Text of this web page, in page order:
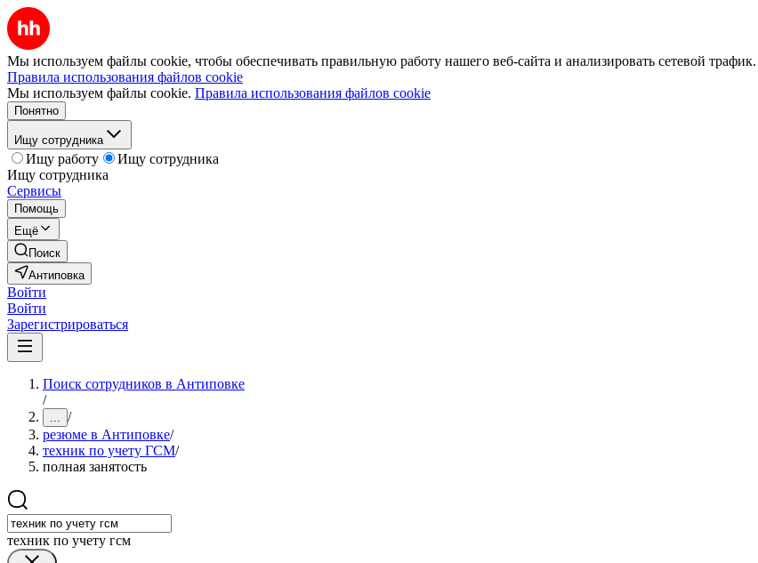
Мы используем файлы cookie, чтобы обеспечивать правильную работу нашего веб-сайта и анализировать сетевой трафик.
Правила использования файлов cookie
Мы используем файлы cookie. Правила использования файлов cookie
Понятно
Ищу сотрудника
Ищу работу
Ищу сотрудника
Ищу сотрудника
Сервисы
Помощь
Ещё
Поиск
Антиповка
Войти
Войти
Зарегистрироваться
Поиск сотрудников в Антиповке
/
... /
резюме в Антиповке/
техник по учету ГСМ/
полная занятость
техник по учету гсм